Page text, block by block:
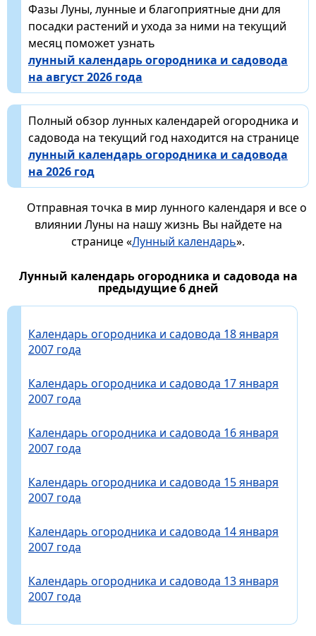
Фазы Луны, лунные и благоприятные дни для
посадки растений и ухода за ними на текущий
месяц поможет узнать
лунный календарь огородника и садовода
на август 2026 года
Полный обзор лунных календарей огородника и
садовода на текущий год находится на странице
лунный календарь огородника и садовода
на 2026 год
Отправная точка в мир лунного календаря и все о
влиянии Луны на нашу жизнь Вы найдете на
странице «Лунный календарь».
Лунный календарь огородника и садовода на
предыдущие 6 дней
Календарь огородника и садовода 18 января
2007 года
Календарь огородника и садовода 17 января
2007 года
Календарь огородника и садовода 16 января
2007 года
Календарь огородника и садовода 15 января
2007 года
Календарь огородника и садовода 14 января
2007 года
Календарь огородника и садовода 13 января
2007 года